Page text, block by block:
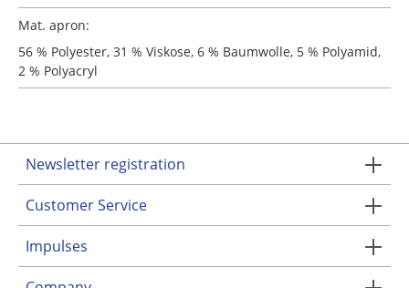
Mat. apron:
56 % Polyester, 31 % Viskose, 6 % Baumwolle, 5 % Polyamid,
2 % Polyacryl
Newsletter registration
Customer Service
Impulses